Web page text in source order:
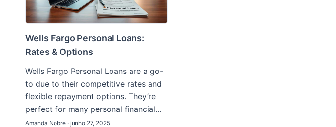
Wells Fargo Personal Loans:
Rates & Options
Wells Fargo Personal Loans are a go-
to due to their competitive rates and
flexible repayment options. They’re
perfect for many personal financial...
Amanda Nobre · junho 27, 2025